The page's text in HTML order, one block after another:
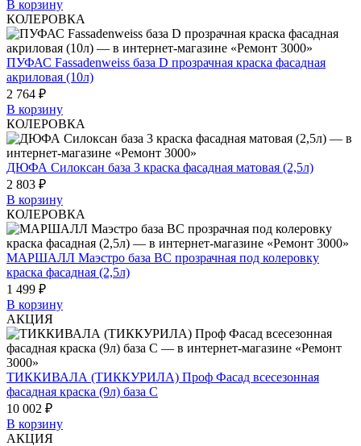
В корзину
КОЛЕРОВКА
ПУФАС Fassadenweiss база D прозрачная краска фасадная
акриловая (10л)
2 764 ₽
В корзину
КОЛЕРОВКА
ДЮФА Силоксан база 3 краска фасадная матовая (2,5л)
2 803 ₽
В корзину
КОЛЕРОВКА
МАРШАЛЛ Маэстро бaза BC прозрачная под колеровку
краска фасадная (2,5л)
1 499 ₽
В корзину
АКЦИЯ
ТИККИВАЛА (ТИККУРИЛА) Проф Фасад всесезонная
фасадная краска (9л) база C
10 002 ₽
В корзину
АКЦИЯ